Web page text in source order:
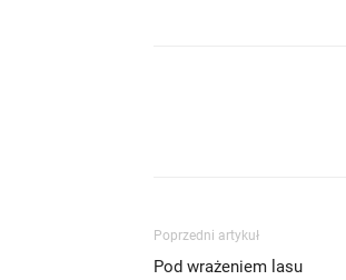
Poprzedni artykuł
Pod wrażeniem lasu